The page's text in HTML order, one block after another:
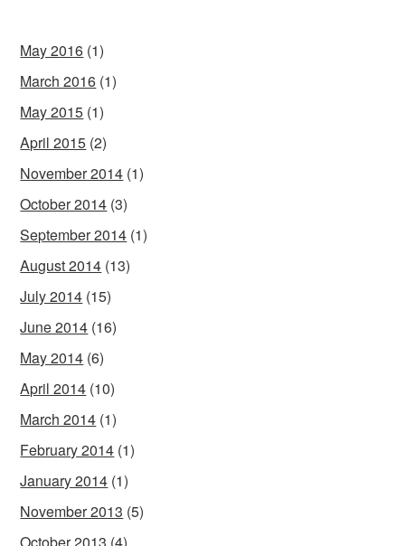
May 2016 (1)
March 2016 (1)
May 2015 (1)
April 2015 (2)
November 2014 (1)
October 2014 (3)
September 2014 (1)
August 2014 (13)
July 2014 (15)
June 2014 (16)
May 2014 (6)
April 2014 (10)
March 2014 (1)
February 2014 (1)
January 2014 (1)
November 2013 (5)